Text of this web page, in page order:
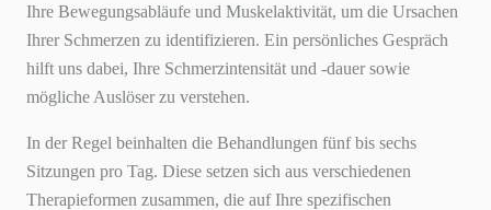
Ihre Bewegungsabläufe und Muskelaktivität, um die Ursachen
Ihrer Schmerzen zu identifizieren. Ein persönliches Gespräch
hilft uns dabei, Ihre Schmerzintensität und -dauer sowie
mögliche Auslöser zu verstehen.
In der Regel beinhalten die Behandlungen fünf bis sechs
Sitzungen pro Tag. Diese setzen sich aus verschiedenen
Therapieformen zusammen, die auf Ihre spezifischen